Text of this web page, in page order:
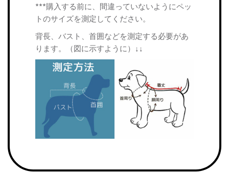
***購入する前に、間違っていないようにペッ
トのサイズを測定してください。
背長、バスト、首囲などを測定する必要があ
ります。（図に示すように）↓↓